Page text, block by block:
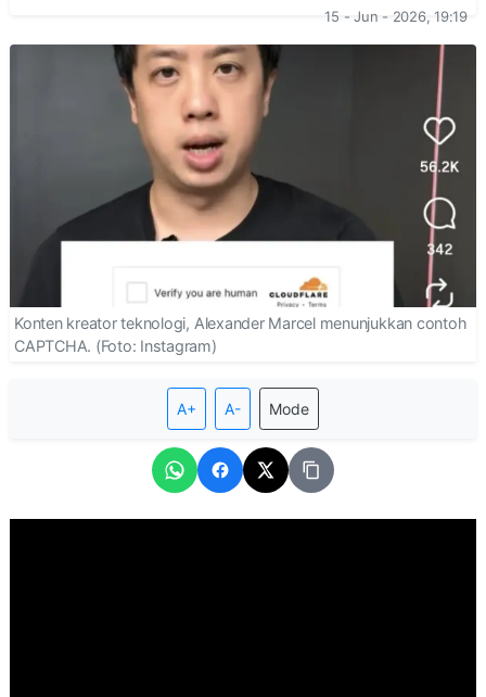
15 - Jun - 2026, 19:19
Konten kreator teknologi, Alexander Marcel menunjukkan contoh
CAPTCHA. (Foto: Instagram)
A+ A- Mode